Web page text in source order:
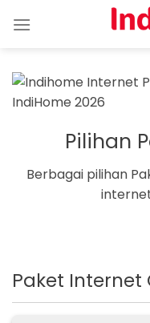
Pilihan
Berbagai pilihan
Paket Internet